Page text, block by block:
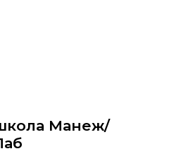
Манеж/